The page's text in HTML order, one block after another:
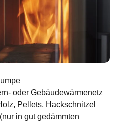
oder Gebäudewärmenetz
Pellets, Hackschnitzel
in gut gedämmten